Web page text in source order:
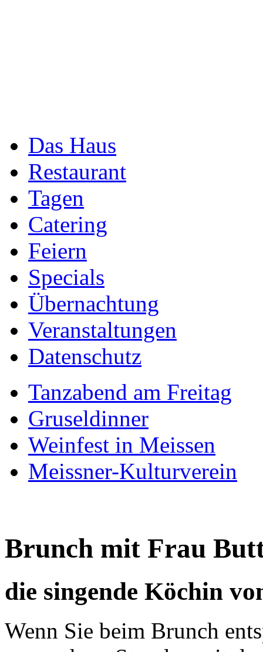
Das Haus
Restaurant
Tagen
Catering
Feiern
Specials
Übernachtung
Veranstaltungen
Datenschutz
Tanzabend am Freitag
Gruseldinner
Weinfest in Meissen
Meissner-Kulturverein
Brunch mit Frau
die singende Köchin
Wenn Sie beim Brunch